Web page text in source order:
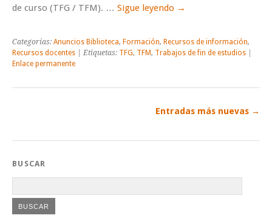
de curso (TFG / TFM). … Sigue leyendo →
Categorías: Anuncios Biblioteca, Formación, Recursos de información,
Recursos docentes | Etiquetas: TFG, TFM, Trabajos de fin de estudios
Enlace permanente
Entradas más nuevas →
BUSCAR